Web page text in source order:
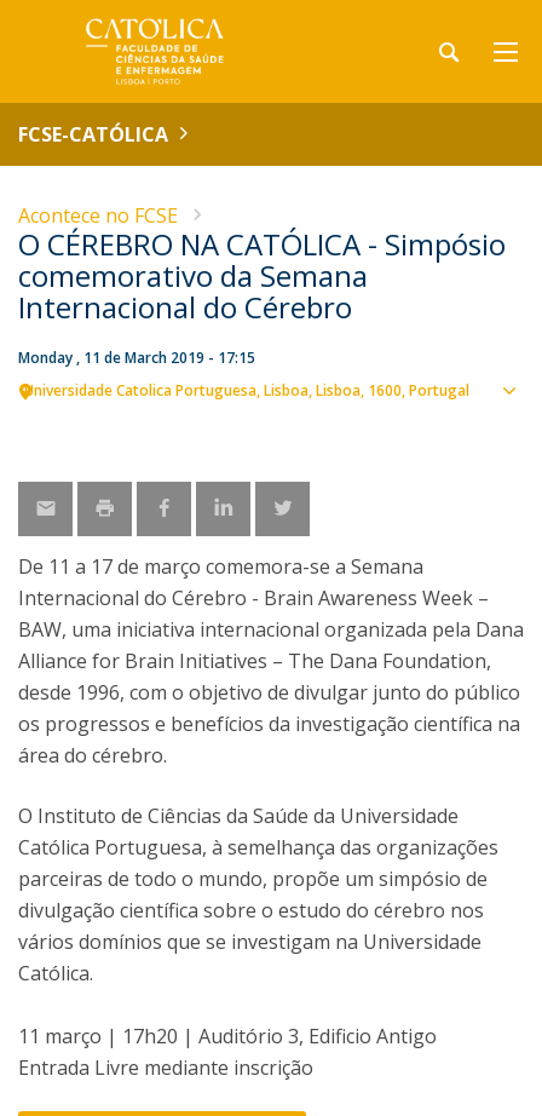
FCSE-CATÓLICA
Acontece no FCSE
O CÉREBRO NA CATÓLICA - Simpósio
comemorativo da Semana
Internacional do Cérebro
Monday , 11 de March 2019 - 17:15
Universidade Catolica Portuguesa Lisboa Lisboa 1600 Portugal
De 11 a 17 de março comemora-se a Semana
Internacional do Cérebro - Brain Awareness Week –
BAW, uma iniciativa internacional organizada pela Dana
Alliance for Brain Initiatives – The Dana Foundation,
desde 1996, com o objetivo de divulgar junto do público
os progressos e benefícios da investigação científica na
área do cérebro.
O Instituto de Ciências da Saúde da Universidade
Católica Portuguesa, à semelhança das organizações
parceiras de todo o mundo, propõe um simpósio de
divulgação científica sobre o estudo do cérebro nos
vários domínios que se investigam na Universidade
Católica.
11 março | 17h20 | Auditório 3, Edificio Antigo
Entrada Livre mediante inscrição